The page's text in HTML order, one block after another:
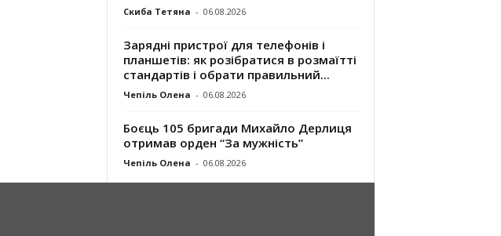
Скиба Тетяна - 06.08.2026
Зарядні пристрої для телефонів і
планшетів: як розібратися в розмаїтті
стандартів і обрати правильний...
Чепіль Олена - 06.08.2026
Боєць 105 бригади Михайло Дерлиця
отримав орден “За мужність”
Чепіль Олена - 06.08.2026